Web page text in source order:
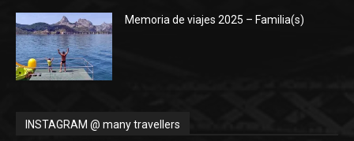
Memoria de viajes 2025 – Familia(s)
INSTAGRAM @ many travellers